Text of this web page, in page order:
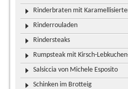
Rinderbraten mit
Rinderrouladen
Rindersteaks
Rumpsteak mit Kirsch-
Salsiccia von Michele Esposito
Schinken im Brotteig